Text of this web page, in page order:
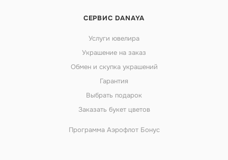
СЕРВИС DANAYA
Услуги ювелира
Украшение на заказ
Обмен и скупка украшений
Гарантия
Выбрать подарок
Заказать букет цветов
Программа Аэрофлот Бонус